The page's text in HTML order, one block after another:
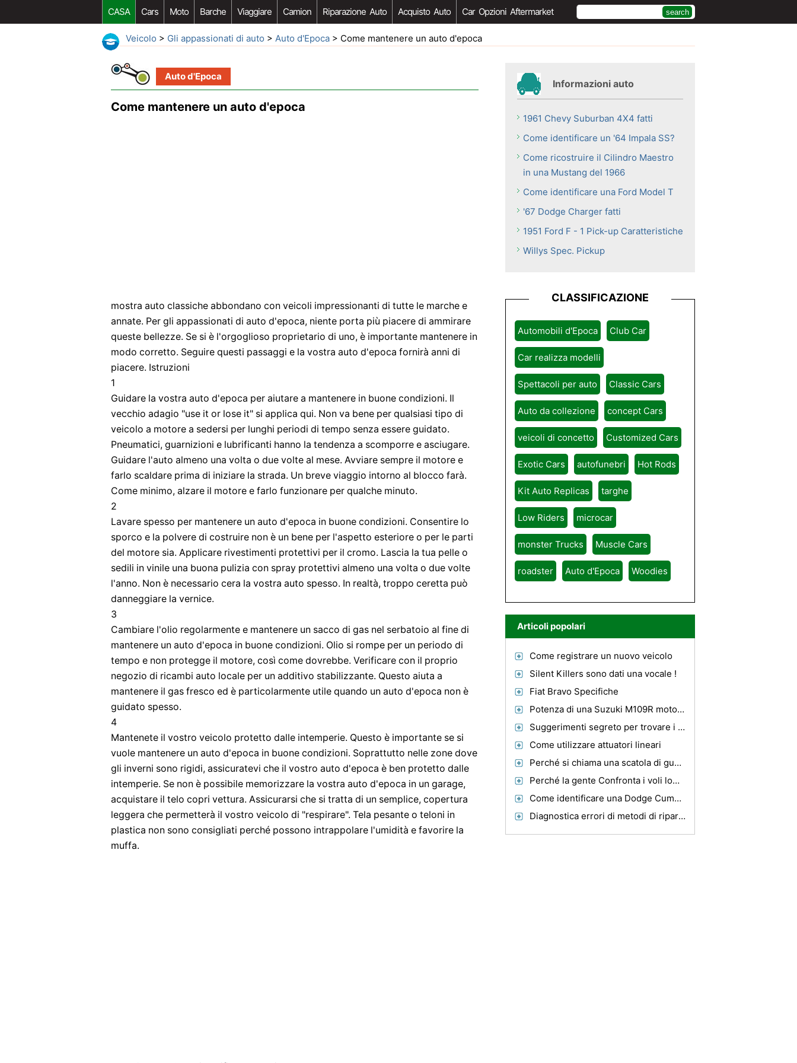
CASA Cars Moto Barche Viaggiare Camion Riparazione Auto Acquisto Auto Car Opzioni Aftermarket
Veicolo > Gli appassionati di auto > Auto d'Epoca > Come mantenere un auto d'epoca
Auto d'Epoca
Come mantenere un auto d'epoca
mostra auto classiche abbondano con veicoli impressionanti di tutte le marche e
annate. Per gli appassionati di auto d'epoca, niente porta più piacere di ammirare
queste bellezze. Se si è l'orgoglioso proprietario di uno, è importante mantenere in
modo corretto. Seguire questi passaggi e la vostra auto d'epoca fornirà anni di
piacere. Istruzioni
1
Guidare la vostra auto d'epoca per aiutare a mantenere in buone condizioni. Il
vecchio adagio "use it or lose it" si applica qui. Non va bene per qualsiasi tipo di
veicolo a motore a sedersi per lunghi periodi di tempo senza essere guidato.
Pneumatici, guarnizioni e lubrificanti hanno la tendenza a scomporre e asciugare.
Guidare l'auto almeno una volta o due volte al mese. Avviare sempre il motore e
farlo scaldare prima di iniziare la strada. Un breve viaggio intorno al blocco farà.
Come minimo, alzare il motore e farlo funzionare per qualche minuto.
2
Lavare spesso per mantenere un auto d'epoca in buone condizioni. Consentire lo
sporco e la polvere di costruire non è un bene per l'aspetto esteriore o per le parti
del motore sia. Applicare rivestimenti protettivi per il cromo. Lascia la tua pelle o
sedili in vinile una buona pulizia con spray protettivi almeno una volta o due volte
l'anno. Non è necessario cera la vostra auto spesso. In realtà, troppo ceretta può
danneggiare la vernice.
3
Cambiare l'olio regolarmente e mantenere un sacco di gas nel serbatoio al fine di
mantenere un auto d'epoca in buone condizioni. Olio si rompe per un periodo di
tempo e non protegge il motore, così come dovrebbe. Verificare con il proprio
negozio di ricambi auto locale per un additivo stabilizzante. Questo aiuta a
mantenere il gas fresco ed è particolarmente utile quando un auto d'epoca non è
guidato spesso.
4
Mantenete il vostro veicolo protetto dalle intemperie. Questo è importante se si
vuole mantenere un auto d'epoca in buone condizioni. Soprattutto nelle zone dove
gli inverni sono rigidi, assicuratevi che il vostro auto d'epoca è ben protetto dalle
intemperie. Se non è possibile memorizzare la vostra auto d'epoca in un garage,
acquistare il telo copri vettura. Assicurarsi che si tratta di un semplice, copertura
leggera che permetterà il vostro veicolo di "respirare". Tela pesante o teloni in
plastica non sono consigliati perché possono intrappolare l'umidità e favorire la
muffa.
Informazioni auto
1961 Chevy Suburban 4X4 fatti
Come identificare un '64 Impala SS?
Come ricostruire il Cilindro Maestro
in una Mustang del 1966
Come identificare una Ford Model T
'67 Dodge Charger fatti
1951 Ford F - 1 Pick-up Caratteristiche
Willys Spec. Pickup
CLASSIFICAZIONE
Automobili d'Epoca Club Car
Car realizza modelli
Spettacoli per auto Classic Cars
Auto da collezione concept Cars
veicoli di concetto Customized Cars
Exotic Cars autofunebri Hot Rods
Kit Auto Replicas targhe
Low Riders microcar
monster Trucks Muscle Cars
roadster Auto d'Epoca Woodies
Articoli popolari
Come registrare un nuovo veicolo
Silent Killers sono dati una vocale !
Fiat Bravo Specifiche
Potenza di una Suzuki M109R motore 2007
Suggerimenti segreto per trovare i migliori alberghi di lusso a Sydney
Come utilizzare attuatori lineari
Perché si chiama una scatola di guanti?
Perché la gente Confronta i voli low cost con voli più economici per Accra?
Come identificare una Dodge Cummins 3500 Trasmissione
Diagnostica errori di metodi di riparazione automobilistica